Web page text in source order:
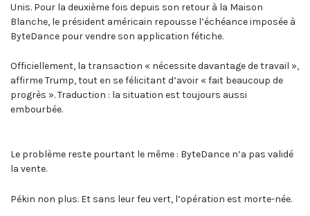
Unis. Pour la deuxième fois depuis son retour à la Maison
Blanche, le président américain repousse l’échéance imposée à
ByteDance pour vendre son application fétiche.
Officiellement, la transaction « nécessite davantage de travail »,
affirme Trump, tout en se félicitant d’avoir « fait beaucoup de
progrès ». Traduction : la situation est toujours aussi
embourbée.
Le problème reste pourtant le même : ByteDance n’a pas validé
la vente.
Pékin non plus. Et sans leur feu vert, l’opération est morte-née.